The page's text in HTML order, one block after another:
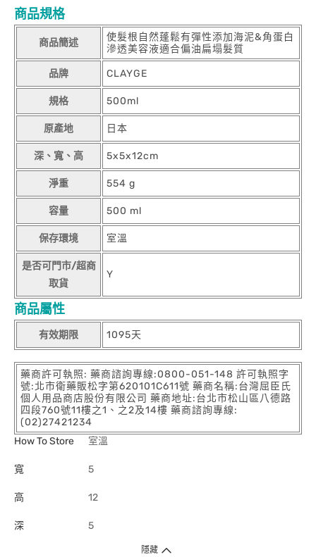
商品規格
商品簡述
使髮根自然蓬鬆有彈性添加海泥&角蛋白
滲透美容液適合偏油扁塌髮質
品牌 CLAYGE
規格 500ml
原產地 日本
深、寬、高 5x5x12cm
淨重 554 g
容量 500 ml
保存環境 室溫
是否可門市/超商
取貨
Y
商品屬性
有效期限 1095天
藥商許可執照: 藥商諮詢專線:0800-051-148 許可執照字
號:北市衛藥販松字第620101C611號 藥商名稱:台灣屈臣氏
個人用品商店股份有限公司 藥商地址:台北市松山區八德路
四段760號11樓之1、之2及14樓 藥商諮詢專線:
(02)27421234
How To Store
室溫
寬 5
高 12
深 5
隱藏